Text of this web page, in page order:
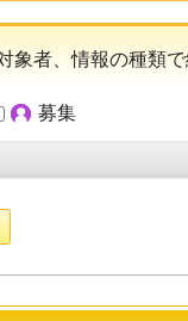
者、情報の種類で
募集